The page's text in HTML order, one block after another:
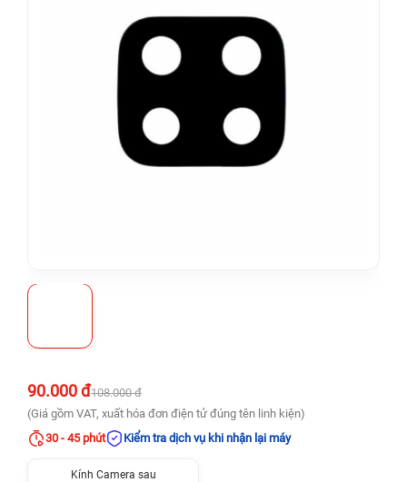
90.000 đ108.000 đ
(Giá gồm VAT, xuất hóa đơn điện tử đúng tên linh kiện)
30 - 45 phút
Kiểm tra dịch vụ khi nhận lại máy
Kính Camera sau